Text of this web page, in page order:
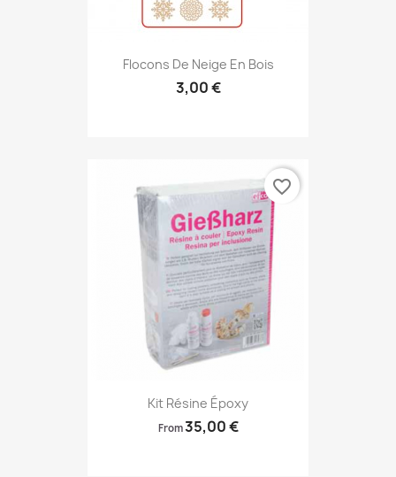
Flocons De Neige En Bois
3,00 €
Kit Résine Époxy
From35,00 €
favorite_border